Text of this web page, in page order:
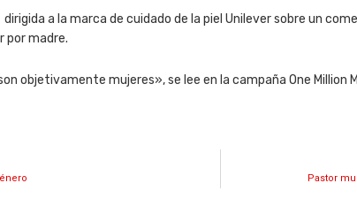
dirigida a la marca de cuidado de la piel Unilever sobre un
por madre.
objetivamente mujeres», se lee en la campaña One
Pastor